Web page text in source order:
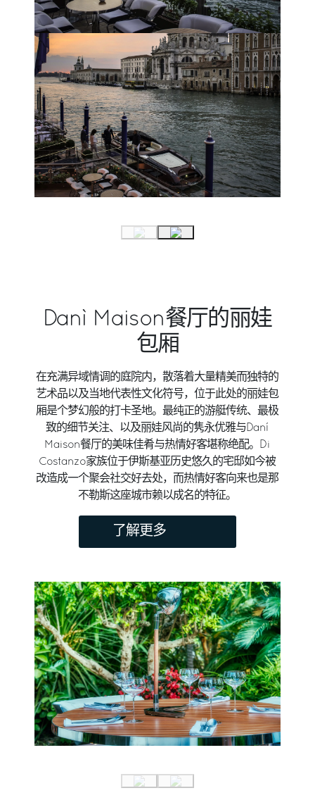
Danì Maison餐厅的丽娃
包厢
在充满异域情调的庭院内，散落着大量精美而独特的
艺术品以及当地代表性文化符号，位于此处的丽娃包
厢是个梦幻般的打卡圣地。最纯正的游艇传统、最极
致的细节关注、以及丽娃风尚的隽永优雅与Daní
Maison餐厅的美味佳肴与热情好客堪称绝配。Di
Costanzo家族位于伊斯基亚历史悠久的宅邸如今被
改造成一个聚会社交好去处，而热情好客向来也是那
不勒斯这座城市赖以成名的特征。
了解更多